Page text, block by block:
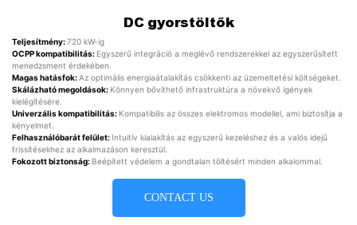
DC gyorstöltők
Teljesítmény:720 kW-ig
OCPP kompatibilitás: Egyszerű integráció a meglévő rendszerekkel az egyszerűsített
menedzsment érdekében.
Magas hatásfok:Az optimális energiaátalakítás csökkenti az üzemeltetési költségeket.
Skálázható megoldások: Könnyen bővíthető infrastruktúra a növekvő igények
kielégítésére.
Univerzális kompatibilitás: Kompatibilis az összes elektromos modellel, ami biztosítja a
kényelmet.
Felhasználóbarát felület: Intuitív kialakítás az egyszerű kezeléshez és a valós idejű
frissítésekhez az alkalmazáson keresztül.
Fokozott biztonság: Beépített védelem a gondtalan töltésért minden alkalommal.
CONTACT US